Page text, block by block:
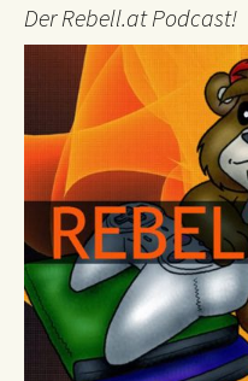
Der Rebell.at Podcast!